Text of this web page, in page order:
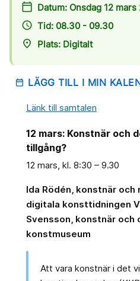
calendar_today Datum: Onsdag 12 mars
access_time Tid: 08.30 - 09.30
place
Plats: Digitalt
date_range LÄGG TILL I MIN
Länk till samtalen
12 mars: Konstnär och
tillgång?
12 mars, kl. 8:30 – 9.30
Ida Rödén, konstnär
digitala konsttidningen
Svensson, konstnär och
konstmuseum
Att vara konstnär i det